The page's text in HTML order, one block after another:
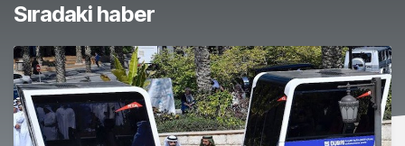
Sıradaki haber